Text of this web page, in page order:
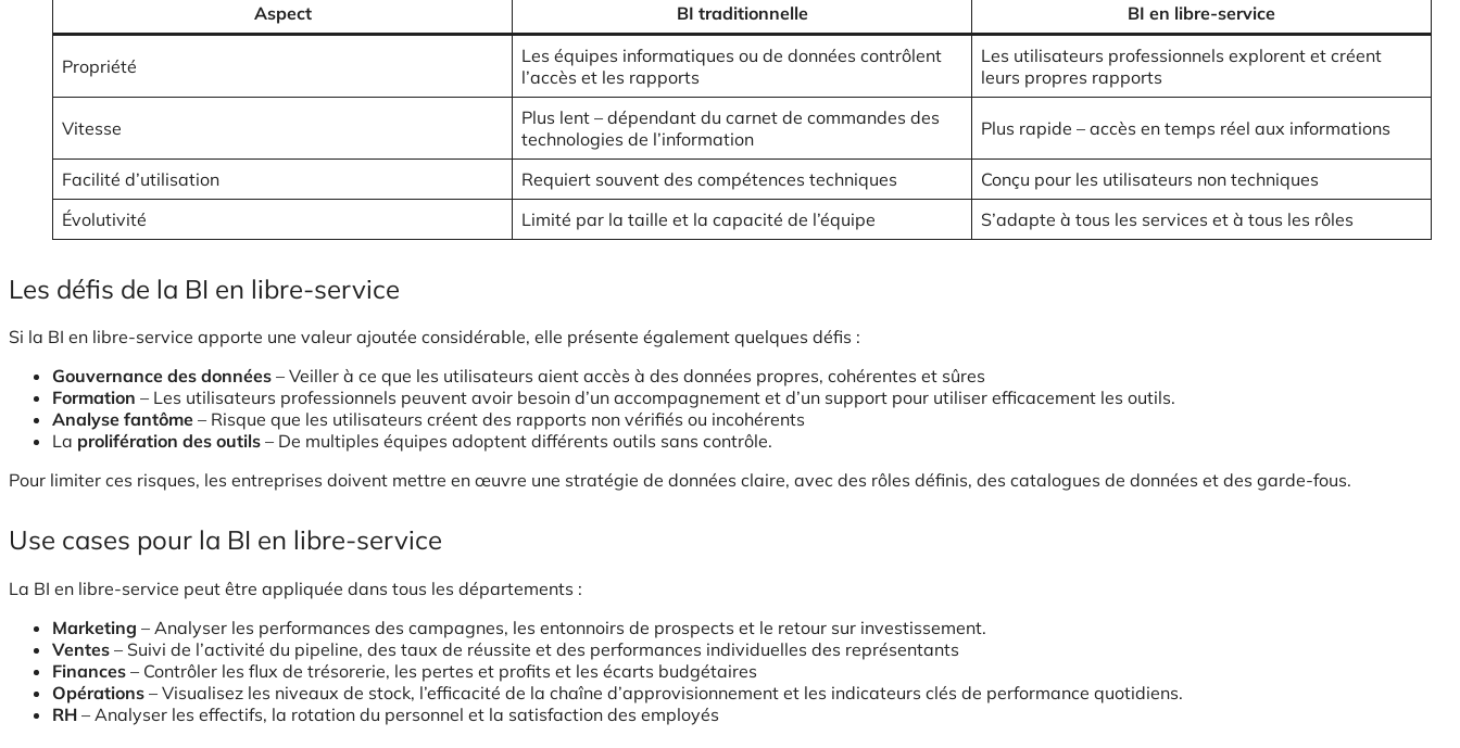
Aspect BI traditionnelle BI en libre-service
Propriété
Les équipes informatiques ou de données contrôlent
l’accès et les rapports
Les utilisateurs professionnels explorent et créent
leurs propres rapports
Vitesse
Plus lent – dépendant du carnet de commandes des
technologies de l’information
Plus rapide – accès en temps réel aux informations
Facilité d’utilisation Requiert souvent des compétences techniques
Conçu pour les utilisateurs non techniques
Évolutivité
Limité par la taille et la capacité de l’équipe S’adapte à tous les services et à tous les rôles
Les défis de la BI en libre-service
Si la BI en libre-service apporte une valeur ajoutée considérable, elle présente également quelques défis :
Gouvernance des données – Veiller à ce que les utilisateurs aient accès à des données propres, cohérentes et sûres
Formation – Les utilisateurs professionnels peuvent avoir besoin d’un accompagnement et d’un support pour utiliser efficacement les outils.
Analyse fantôme – Risque que les utilisateurs créent des rapports non vérifiés ou incohérents
La prolifération des outils – De multiples équipes adoptent différents outils sans contrôle.
Pour limiter ces risques, les entreprises doivent mettre en œuvre une stratégie de données claire, avec des rôles définis, des catalogues de données et des garde-fous.
Use cases pour la BI en libre-service
La BI en libre-service peut être appliquée dans tous les départements :
Marketing – Analyser les performances des campagnes, les entonnoirs de prospects et le retour sur investissement.
Ventes – Suivi de l’activité du pipeline, des taux de réussite et des performances individuelles des représentants
Finances – Contrôler les flux de trésorerie, les pertes et profits et les écarts budgétaires
Opérations – Visualisez les niveaux de stock, l’efficacité de la chaîne d’approvisionnement et les indicateurs clés de performance quotidiens.
RH – Analyser les effectifs, la rotation du personnel et la satisfaction des employés